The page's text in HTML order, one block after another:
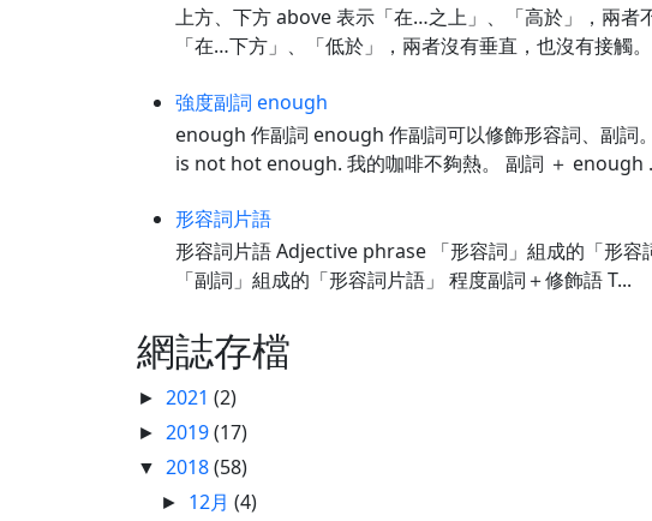
上方、下方 above 表示「在…之上」、「高於」，兩
「在…下方」、「低於」，兩者沒有垂直，也沒有接觸
強度副詞 enough
enough 作副詞 enough 作副詞可以修飾形容詞、副
is not hot enough. 我的咖啡不夠熱。 副詞 ＋ enough
形容詞片語
形容詞片語 Adjective phrase 「形容詞」組成的「形
「副詞」組成的「形容詞片語」 程度副詞＋修飾語 T...
網誌存檔
► 2021 (2)
► 2019(17)
▼ 2018(58)
► 12月(4)